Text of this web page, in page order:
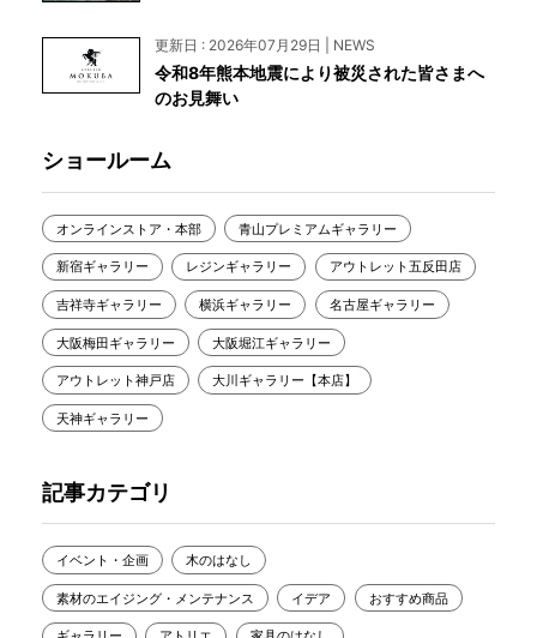
更新日 : 2026年07月29日 | NEWS
令和8年熊本地震により被災された皆さまへ
のお見舞い
ショールーム
オンラインストア・本部 青山プレミアムギャラリー
新宿ギャラリー レジンギャラリー アウトレット五反田店
吉祥寺ギャラリー 横浜ギャラリー 名古屋ギャラリー
大阪梅田ギャラリー 大阪堀江ギャラリー
アウトレット神戸店 大川ギャラリー【本店】
天神ギャラリー
記事カテゴリ
イベント・企画 木のはなし
素材のエイジング・メンテナンス イデア おすすめ商品